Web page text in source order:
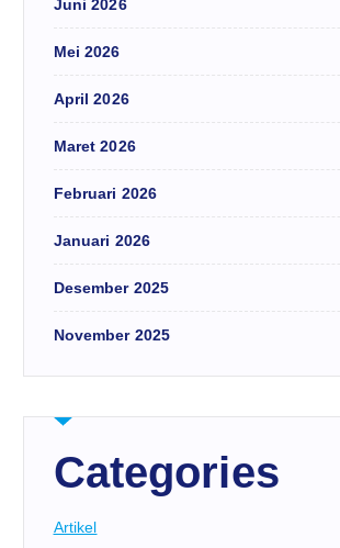
Juni 2026
Mei 2026
April 2026
Maret 2026
Februari 2026
Januari 2026
Desember 2025
November 2025
Categories
Artikel